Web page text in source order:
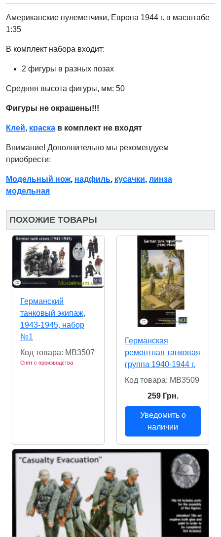
Американские пулеметчики, Европа 1944 г. в масштабе
1:35
В комплект набора входит:
2 фигуры в разных позах
Средняя высота фигуры, мм: 50
Фигуры не окрашены!!!
Клей, краска в комплект не входят
Внимание! Дополнительно мы рекомендуем
приобрести:
Модельный нож, надфиль, кусачки, линза
модельная
ПОХОЖИЕ ТОВАРЫ
Германский
танковый экипаж,
1943-1945, набор
№1
Код товара: MB3507
Снят с производства
Германская
ремонтная танковая
группа 1940-1944 г.
Код товара: MB3509
259 Грн.
Уведомить о
наличии